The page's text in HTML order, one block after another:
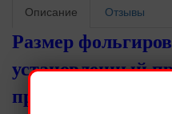
Описание Отзывы
Размер
установленный
при надувании